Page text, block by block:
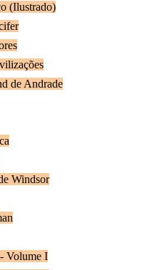
(Ilustrado)
de Andrade
Windsor
Volume I